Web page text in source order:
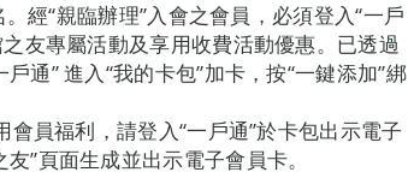
經“親臨辦理”入會之會員，必須登入“一戶
友專屬活動及享用收費活動優惠。已透過
通” 進入“我的卡包”加卡，按“一鍵添加”綁
員福利，請登入“一戶通”於卡包出示電子
”頁面生成並出示電子會員卡。